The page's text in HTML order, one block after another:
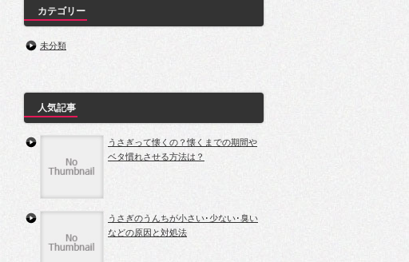
カテゴリー
未分類
人気記事
うさぎって懐くの？懐くまでの期間や
ベタ慣れさせる方法は？
うさぎのうんちが小さい･少ない･臭い
などの原因と対処法